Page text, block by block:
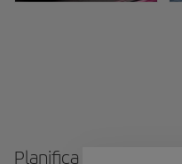
Planifica tu viaje a Cuba